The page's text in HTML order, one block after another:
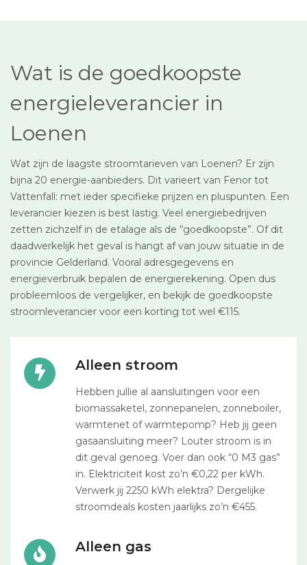
Wat is de goedkoopste
energieleverancier in
Loenen
Wat zijn de laagste stroomtarieven van Loenen? Er zijn
bijna 20 energie-aanbieders. Dit varieert van Fenor tot
Vattenfall: met ieder specifieke prijzen en pluspunten. Een
leverancier kiezen is best lastig. Veel energiebedrijven
zetten zichzelf in de etalage als de “goedkoopste”. Of dit
daadwerkelijk het geval is hangt af van jouw situatie in de
provincie Gelderland. Vooral adresgegevens en
energieverbruik bepalen de energierekening. Open dus
probleemloos de vergelijker, en bekijk de goedkoopste
stroomleverancier voor een korting tot wel €115.
Alleen stroom
Hebben jullie al aansluitingen voor een
biomassaketel, zonnepanelen, zonneboiler,
warmtenet of warmtepomp? Heb jij geen
gasaansluiting meer? Louter stroom is in
dit geval genoeg. Voer dan ook “0 M3 gas”
in. Elektriciteit kost zo’n €0,22 per kWh.
Verwerk jij 2250 kWh elektra? Dergelijke
stroomdeals kosten jaarlijks zo’n €455.
Alleen gas